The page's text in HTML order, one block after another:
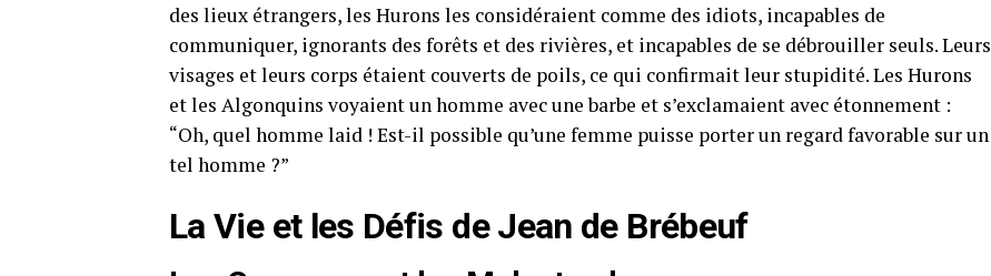
des lieux étrangers, les Hurons les considéraient comme des idiots, incapables de
communiquer, ignorants des forêts et des rivières, et incapables de se débrouiller seuls. Leurs
visages et leurs corps étaient couverts de poils, ce qui confirmait leur stupidité. Les Hurons
et les Algonquins voyaient un homme avec une barbe et s’exclamaient avec étonnement :
“Oh, quel homme laid ! Est-il possible qu’une femme puisse porter un regard favorable sur un
tel homme ?”
La Vie et les Défis de Jean de Brébeuf